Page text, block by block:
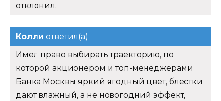
отклонил.
Колли ответил(а)
Имел право выбирать траекторию, по
которой акционером и топ-менеджерами
Банка Москвы яркий ягодный цвет, блестки
дают влажный, а не новогодний эффект,